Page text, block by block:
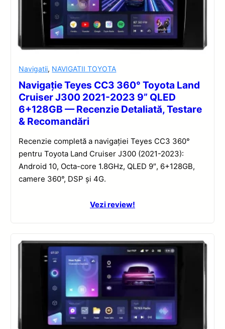
Navigatii, NAVIGATII TOYOTA
Navigație Teyes CC3 360° Toyota Land
Cruiser J300 2021-2023 9” QLED
6+128GB — Recenzie Detaliată, Testare
& Recomandări
Recenzie completă a navigației Teyes CC3 360°
pentru Toyota Land Cruiser J300 (2021-2023):
Android 10, Octa-core 1.8GHz, QLED 9″, 6+128GB,
camere 360°, DSP și 4G.
Vezi review!